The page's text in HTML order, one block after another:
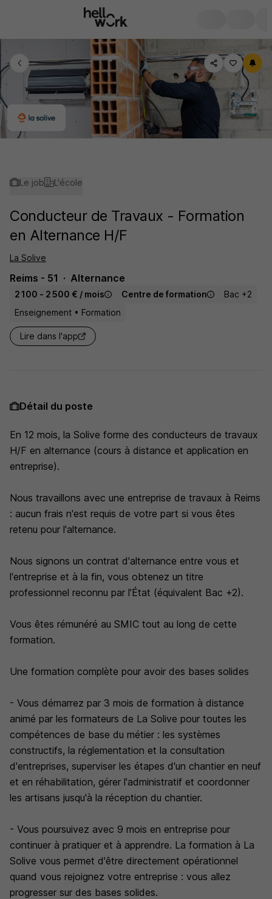
Le job L'école
Conducteur de Travaux - Formation
en Alternance H/F
La Solive
Reims - 51 Alternance
2 100 - 2 500 € / mois Centre de formation
Bac +2
Enseignement • Formation
Lire dans l'app
Détail du poste
En 12 mois, la Solive forme des conducteurs de travaux
H/F en alternance (cours à distance et application en
entreprise).
Nous travaillons avec une entreprise de travaux à Reims
: aucun frais n'est requis de votre part si vous êtes
retenu pour l'alternance.
Nous signons un contrat d'alternance entre vous et
l'entreprise et à la fin, vous obtenez un titre
professionnel reconnu par l'État (équivalent Bac +2).
Vous êtes rémunéré au SMIC tout au long de cette
formation.
Une formation complète pour avoir des bases solides
- Vous démarrez par 3 mois de formation à distance
animé par les formateurs de La Solive pour toutes les
compétences de base du métier : les systèmes
constructifs, la réglementation et la consultation
d'entreprises, superviser les étapes d'un chantier en neuf
et en réhabilitation, gérer l'administratif et coordonner
les artisans jusqu'à la réception du chantier.
- Vous poursuivez avec 9 mois en entreprise pour
continuer à pratiquer et à apprendre. La formation à La
Solive vous permet d'être directement opérationnel
quand vous rejoignez votre entreprise : vous allez
progresser sur des bases solides.